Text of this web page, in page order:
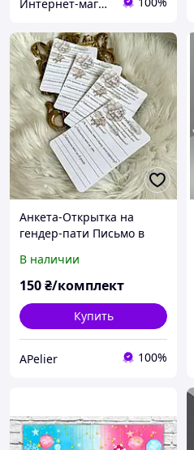
Интернет-магазин "Chika Boom"
Анкета-Открытка на
гендер-пати Письмо в
В наличии
150₴/комплект
Купить
APelier 100%